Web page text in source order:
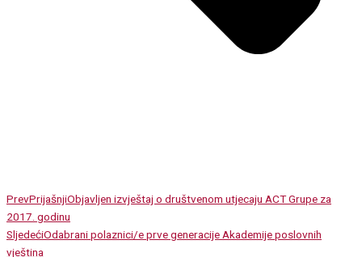
PrevPrijašnjiObjavljen izvještaj o društvenom utjecaju ACT Grupe za
2017. godinu
SljedećiOdabrani polaznici/e prve generacije Akademije poslovnih
vještina